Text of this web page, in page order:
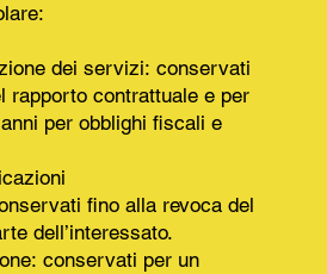
dei servizi: conservati
rapporto contrattuale e per
per obblighi fiscali e
fino alla revoca del
dell’interessato.
conservati per un